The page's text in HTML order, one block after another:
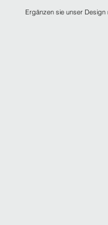
Ergänzen sie unser Design